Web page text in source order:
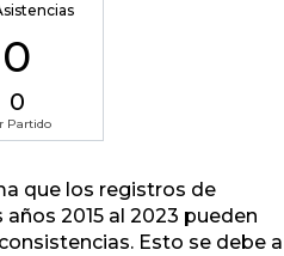
0
0
Partido
que los registros de
2015 al 2023 pueden
Esto se debe a